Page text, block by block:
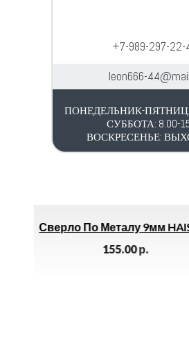
+7-989-297-22-
leon666-
ПОНЕДЕЛЬНИК-
СУББОТА: 8.00-
ВОСКРЕСЕНЬЕ:
ТОВАР ДНЯ
Изолента